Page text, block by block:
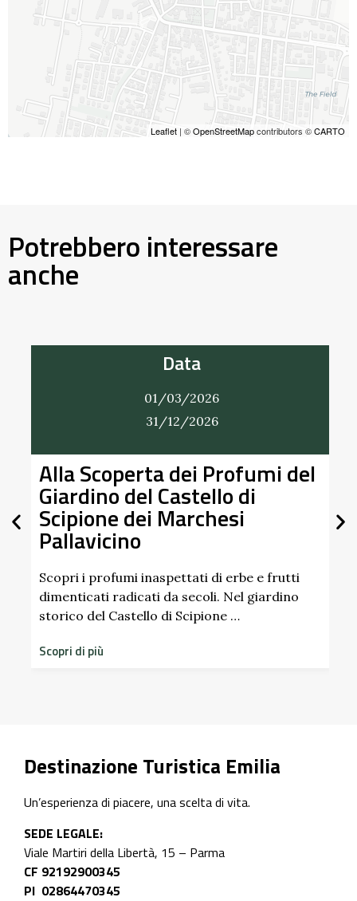
Leaflet | ©OpenStreetMapcontributors ©CARTO
Potrebbero interessare
anche
Data
01/03/2026
31/12/2026
Alla Scoperta dei Profumi del
Giardino del Castello di
Scipione dei Marchesi
Pallavicino
Scopri i profumi inaspettati di erbe e frutti
dimenticati radicati da secoli. Nel giardino
storico del Castello di Scipione …
Scopri di più
Destinazione Turistica Emilia
Un’esperienza di piacere, una scelta di vita.
SEDE LEGALE:
Viale Martiri della Libertà, 15 – Parma
CF 92192900345
PI 02864470345